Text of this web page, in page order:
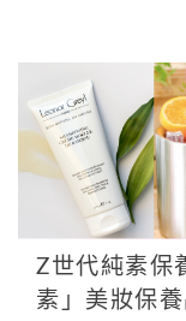
Z世代純素保
素」美妝保